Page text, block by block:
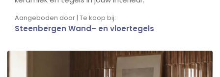
Aangeboden door | Te koop bij:
Steenbergen Wand– en vloertegels